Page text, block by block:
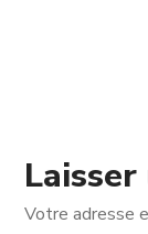
Votre adresse